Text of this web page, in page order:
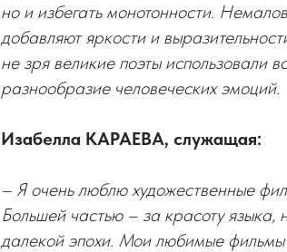
но и избегать монотонности.
добавляют яркости и
не зря великие поэты использовали
разнообразие человеческих эмоций.
Изабелла КАРАЕВА, служащая:
– Я очень люблю художественные
Большей частью – за красоту языка,
далекой эпохи. Мои любимые